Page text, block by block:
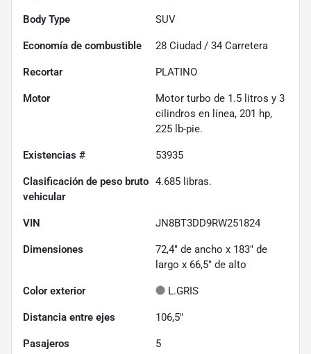
Body Type SUV
Economía de combustible 28 Ciudad / 34 Carretera
Recortar PLATINO
Motor
Motor turbo de 1.5 litros y 3
cilindros en línea, 201 hp,
225 lb-pie.
Existencias # 53935
Clasificación de peso bruto
vehicular
4.685 libras.
VIN JN8BT3DD9RW251824
Dimensiones
72,4" de ancho x 183" de
largo x 66,5" de alto
Color exterior L.GRIS
Distancia entre ejes 106,5"
Pasajeros 5